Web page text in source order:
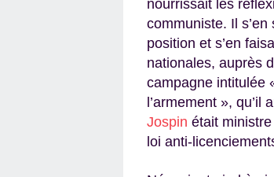
nourrissait les
communiste. Il
position et s’en
nationales, auprès
campagne intitulée
l’armement », qu’il
Jospin était
loi anti-